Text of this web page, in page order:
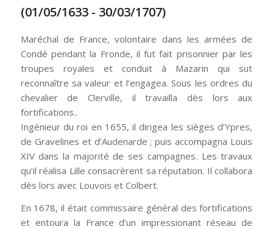
(01/05/1633 - 30/03/1707)
Maréchal de France, volontaire dans les armées de
Condé pendant la Fronde, il fut fait prisonnier par les
troupes royales et conduit à Mazarin qui sut
reconnaître sa valeur et l’engagea. Sous les ordres du
chevalier de Clerville, il travailla dès lors aux
fortifications..
Ingénieur du roi en 1655, il dirigea les sièges d’Ypres,
de Gravelines et d’Audenarde ; puis accompagna Louis
XIV dans la majorité de ses campagnes. Les travaux
qu’il réalisa Lille consacrèrent sa réputation. Il collabora
dès lors avec Louvois et Colbert.
En 1678, il était commissaire général des fortifications
et entoura la France d’un impressionant réseau de